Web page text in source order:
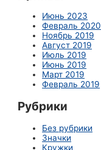
Июнь 2023
Февраль 2020
Ноябрь 2019
Август 2019
Июль 2019
Июнь 2019
Март 2019
Февраль 2019
Рубрики
Без рубрики
Значки
Кружки